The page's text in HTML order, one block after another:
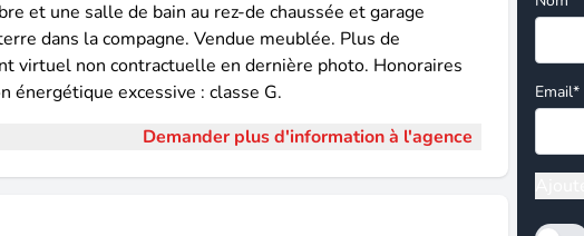
et une salle de bain au rez-de chaussée et garage
dans la compagne. Vendue meublée. Plus de
virtuel non contractuelle en dernière photo. Honoraires
énergétique excessive : classe G.
Demander plus d'information à l'agence
Email*